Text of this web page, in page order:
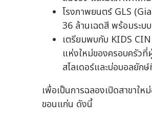
โรงภาพยนตร์ GLS
36 ล้านเฉดสี พร้อมระบ
เตรียมพบกับ KIDS
แห่งใหม่ของครอบครัว
สไลเดอร์และบ่อบอลยัก
เพื่อเป็นการฉลองเปิดสาขาใ
ขอนแก่น ดังนี้